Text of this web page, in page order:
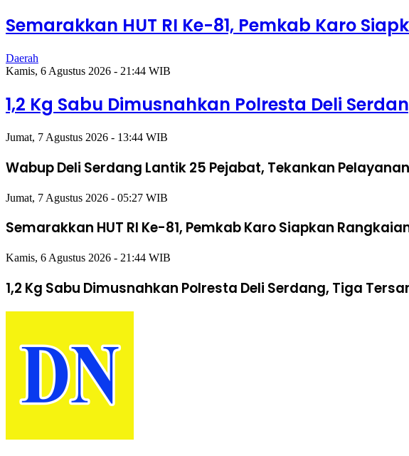
Semarakkan HUT RI Ke-81, Pemkab Karo
Daerah
Kamis, 6 Agustus 2026 - 21:44 WIB
1,2 Kg Sabu Dimusnahkan Polresta Deli
Jumat, 7 Agustus 2026 - 13:44 WIB
Wabup Deli Serdang Lantik 25 Pejabat, Tekankan
Jumat, 7 Agustus 2026 - 05:27 WIB
Semarakkan HUT RI Ke-81, Pemkab Karo Siapkan
Kamis, 6 Agustus 2026 - 21:44 WIB
1,2 Kg Sabu Dimusnahkan Polresta Deli Serdang, Tiga